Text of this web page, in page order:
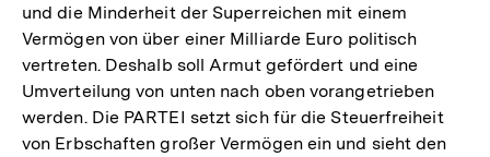
und die Minderheit der Superreichen mit einem
Vermögen von über einer Milliarde Euro politisch
vertreten. Deshalb soll Armut gefördert und eine
Umverteilung von unten nach oben vorangetrieben
werden. Die PARTEI setzt sich für die Steuerfreiheit
von Erbschaften großer Vermögen ein und sieht den